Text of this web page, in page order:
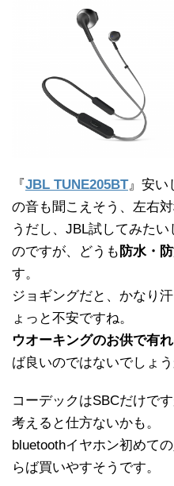
『JBL TUNE205BT』安い
の音も聞こえそう、左右
うだし、JBL試してみた
のですが、どうも 防水・
す。
ジョギングだと、かなり
ょっと不安ですね。
ウオーキングのお供で有
ば良いのではないでしょう
コーデックはSBCだけで
考えると仕方ないかも。
bluetoothイヤホン初めて
らば買いやすそうです。